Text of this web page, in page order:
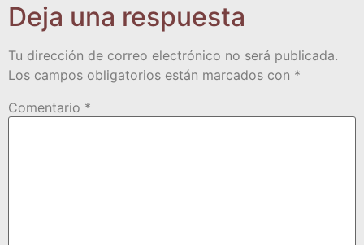
Deja una respuesta
Tu dirección de correo electrónico no será publicada.
Los campos obligatorios están marcados con *
Comentario *